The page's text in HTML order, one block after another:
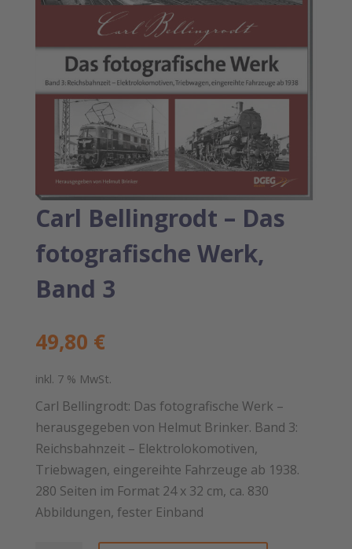
Carl Bellingrodt – Das
fotografische Werk,
Band 3
49,80 €
inkl. 7 % MwSt.
Carl Bellingrodt: Das fotografische Werk –
herausgegeben von Helmut Brinker. Band 3:
Reichsbahnzeit – Elektrolokomotiven,
Triebwagen, eingereihte Fahrzeuge ab 1938.
280 Seiten im Format 24 x 32 cm, ca. 830
Abbildungen, fester Einband